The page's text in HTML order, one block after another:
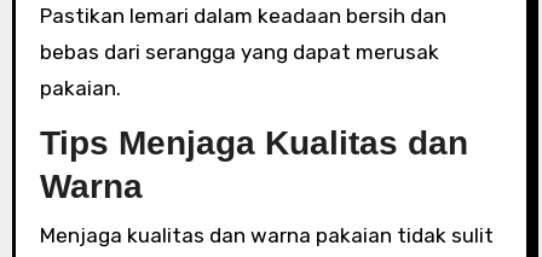
Pastikan lemari dalam keadaan bersih dan
bebas dari serangga yang dapat merusak
pakaian.
Tips Menjaga Kualitas dan
Warna
Menjaga kualitas dan warna pakaian tidak sulit